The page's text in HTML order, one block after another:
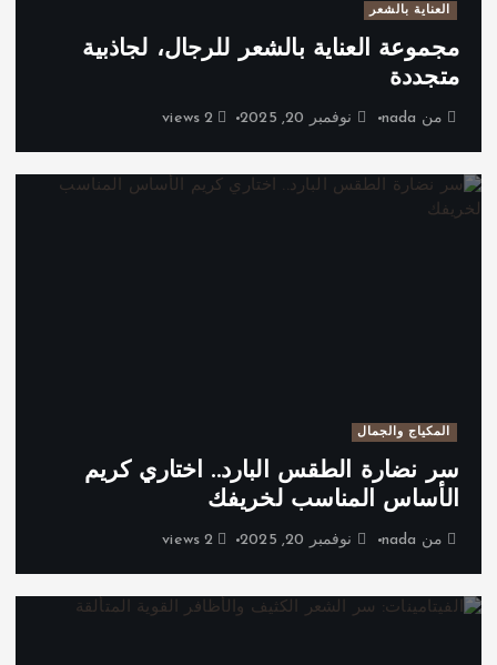
العناية بالشعر
مجموعة العناية بالشعر للرجال، لجاذبية
متجددة
من nada نوفمبر 20, 2025
المكياج والجمال
سر نضارة الطقس البارد.. اختاري كريم
الأساس المناسب لخريفك
من nada نوفمبر 20, 2025